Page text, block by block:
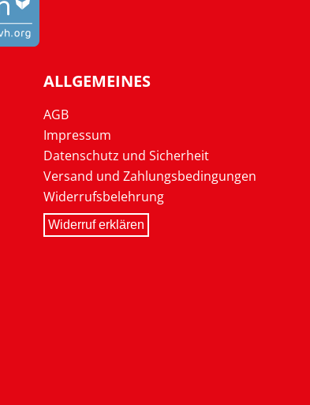
ALLGEMEINES
AGB
Impressum
Datenschutz und Sicherheit
Versand und Zahlungsbedingungen
Widerrufsbelehrung
Widerruf erklären